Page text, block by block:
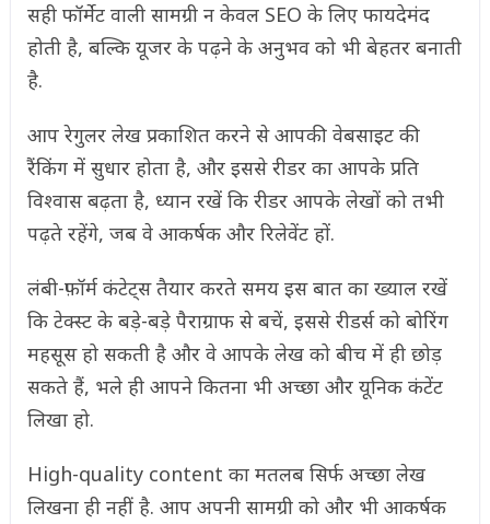
सही फॉर्मेट वाली सामग्री न केवल SEO के लिए फायदेमंद
होती है, बल्कि यूजर के पढ़ने के अनुभव को भी बेहतर बनाती
है.
आप रेगुलर लेख प्रकाशित करने से आपकी वेबसाइट की
रैंकिंग में सुधार होता है, और इससे रीडर का आपके प्रति
विश्वास बढ़ता है, ध्यान रखें कि रीडर आपके लेखों को तभी
पढ़ते रहेंगे, जब वे आकर्षक और रिलेवेंट हों.
लंबी-फ़ॉर्म कंटेट्स तैयार करते समय इस बात का ख्याल रखें
कि टेक्स्ट के बड़े-बड़े पैराग्राफ से बचें, इससे रीडर्स को बोरिंग
महसूस हो सकती है और वे आपके लेख को बीच में ही छोड़
सकते हैं, भले ही आपने कितना भी अच्छा और यूनिक कंटेंट
लिखा हो.
High-quality content का मतलब सिर्फ अच्छा लेख
लिखना ही नहीं है. आप अपनी सामग्री को और भी आकर्षक